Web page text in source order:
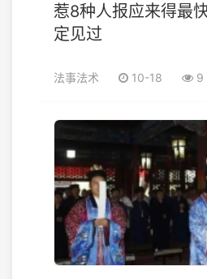
惹8种人报应来得最
定见过
法事法术 10-18 9